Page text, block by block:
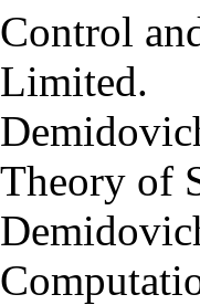
Control
Limited.
Theory of